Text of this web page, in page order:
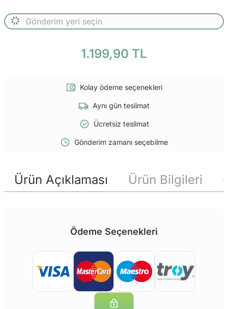
1.199,90 TL
Kolay ödeme seçenekleri
Aynı gün teslimat
Ücretsiz teslimat
Gönderim zamanı seçebilme
Ürün Açıklaması Ürün Bilgileri
Ödeme Seçenekleri